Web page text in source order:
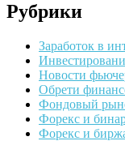
Рубрики
Заработок в
Новости
Обрети
Фондовый
Форекс и
Форекс и